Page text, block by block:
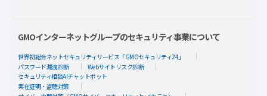
GMOインターネットグループのセキュリティ事業について
世界初総合ネットセキュリティサービス「GMOセキュリティ24」
パスワード漏洩診断
Webサイトリスク診断
セキュリティ相談AIチャットボット
実在証明・盗聴対策